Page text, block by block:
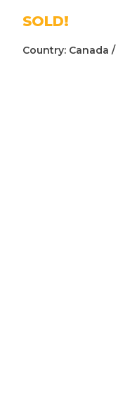
SOLD!
Country: Canada /